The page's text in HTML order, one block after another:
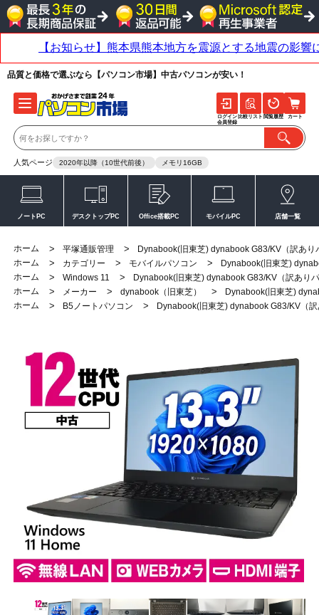
品質と価格で選ぶなら【パソコン市場】中古パソコンが安い！
人気ページ 2020年以降（10世代前後） メモリ16GB
ログイン
会員登録
比較リスト 閲覧履歴 カート
ノートPC デスクトップPC Office搭載PC モバイルPC 店舗一覧
ホーム > 平塚通販管理 >
Dynabook(旧東芝) dynabook G83/KV（訳あり
ホーム
> カテゴリー > モバイルパソコン >
Dynabook(旧東芝)
ホーム
> Windows 11 >
Dynabook(旧東芝) dynabook G83/KV（訳あり
ホーム
> メーカー > dynabook（旧東芝） >
Dynabook(旧東芝)
ホーム
> B5ノートパソコン > Dynabook(旧東芝) dynabook G83/KV（